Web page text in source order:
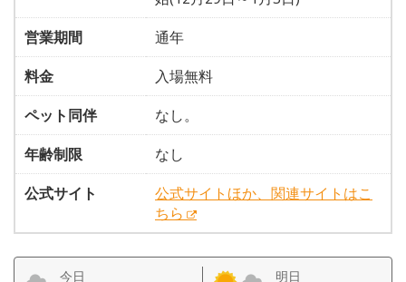
営業期間
通年
料金
入場無料
ペット同伴
なし。
年齢制限
なし
公式サイト
公式サイトほか、関連サイトはこ
ちら
今日 明日